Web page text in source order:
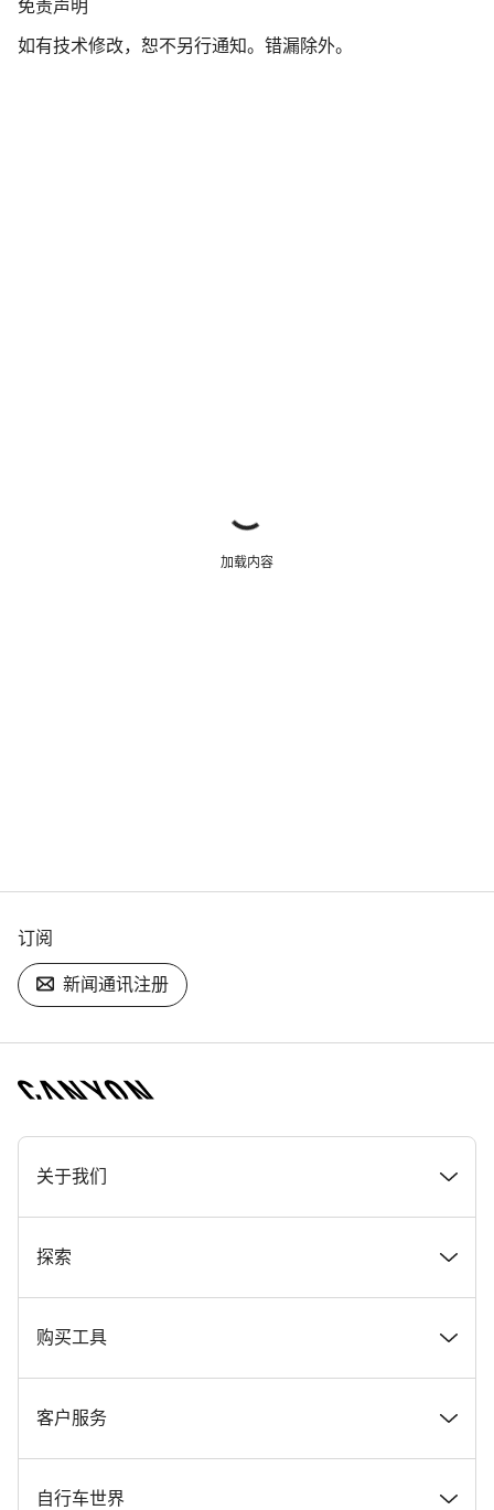
免
声
免责声明
如有技术修改，恕不另行通知。错漏除外。
加载内容
订阅
新闻通讯注册
[footer.linksList.title]
关于我们
奖项
在 Canyon 工作
Canyon 新闻发布室
条款和条件
探索
新闻和故事
提示和建议
Canyon Home Koblenz
购买工具
找到您梦寐以求的 Canyon 自行车
现货自行车
客户服务
支持中心
自行车世界
我们的客户支持专家正在等待为您答疑解惑。